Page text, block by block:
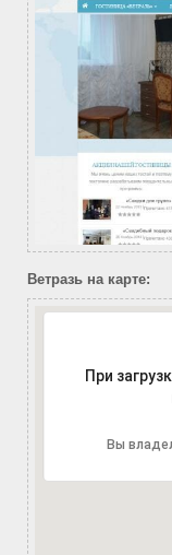
Ветразь на карте:
При
Вы